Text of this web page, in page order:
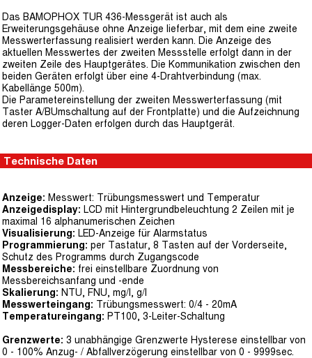
Das BAMOPHOX TUR 436-Messgerät ist auch als
Erweiterungsgehäuse ohne Anzeige lieferbar, mit dem eine zweite
Messwerterfassung realisiert werden kann. Die Anzeige des
aktuellen Messwertes der zweiten Messstelle erfolgt dann in der
zweiten Zeile des Hauptgerätes. Die Kommunikation zwischen den
beiden Geräten erfolgt über eine 4-Drahtverbindung (max.
Kabellänge 500m).
Die Parametereinstellung der zweiten Messwerterfassung (mit
Taster A/BUmschaltung auf der Frontplatte) und die Aufzeichnung
deren Logger-Daten erfolgen durch das Hauptgerät.
Technische Daten
Anzeige: Messwert: Trübungsmesswert und Temperatur
Anzeigedisplay: LCD mit Hintergrundbeleuchtung 2 Zeilen mit je
maximal 16 alphanumerischen Zeichen
Visualisierung: LED-Anzeige für Alarmstatus
Programmierung: per Tastatur, 8 Tasten auf der Vorderseite,
Schutz des Programms durch Zugangscode
Messbereiche: frei einstellbare Zuordnung von
Messbereichsanfang und -ende
Skalierung: NTU, FNU, mg/l, g/l
Messwerteingang: Trübungsmesswert: 0/4 - 20mA
Temperatureingang: PT100, 3-Leiter-Schaltung
Grenzwerte: 3 unabhängige Grenzwerte Hysterese einstellbar von
0 - 100% Anzug- / Abfallverzögerung einstellbar von 0 - 9999sec.